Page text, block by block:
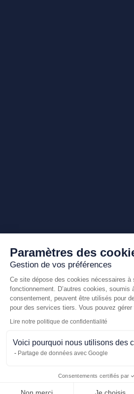
Paramètres des
Gestion de vos préférences
Ce site dépose des cookies nécessaires à
fonctionnement. D’autres cookies, soumis
consentement, peuvent être utilisés pour
pour des services tiers. Vous pouvez gérer
Lire notre politique de confidentialité
Voici pourquoi nous utilisons des
Partage de données avec Google
Consentements certifiés par